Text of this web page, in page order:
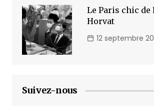
Le Paris chic de
Horvat
12 septembre
Suivez-nous